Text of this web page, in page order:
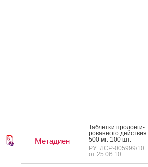
Метадиен
Таб­летки про­лон­ги­
рован­но­го дей­ствия
500 мг: 100 шт.
РУ: ЛСР-005999/10
от 25.06.10